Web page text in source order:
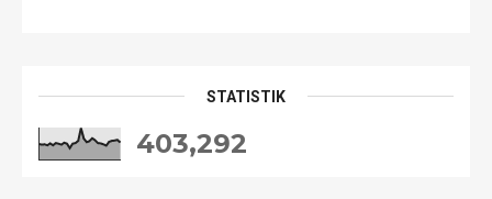
STATISTIK
403,292